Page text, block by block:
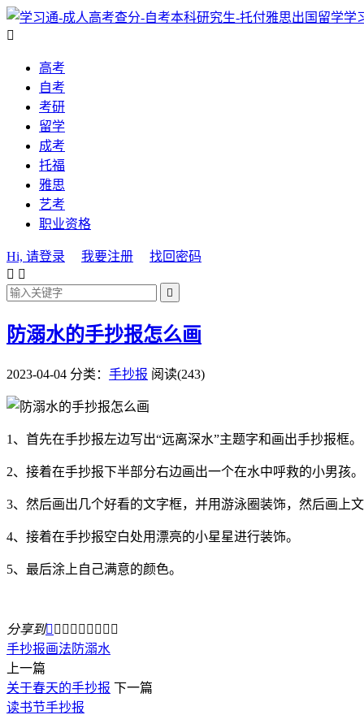
学

高考
自考
考研
留学
成考
托福
雅思
艺考
职业资格
Hi, 请登录 我要注册
找回密码
 

防溺水的手抄报怎么画
2023-04-04 分类： 手抄报 阅读(243)
1、首先在手抄报左边写出“远离深水”主题字和画出手抄报框。
2、接着在手抄报下半部分右边画出一个在水中呼救的小男孩。
3、然后画出几个好看的文字框，并用游泳圈装饰，然后画上
4、接着在手抄报空白处用漂亮的小星星进行装饰。
5、最后涂上自己满意的颜色。
分享到        
手抄报画法 防溺水
上一篇
关于春天的手抄报 下一篇
读书节手抄报